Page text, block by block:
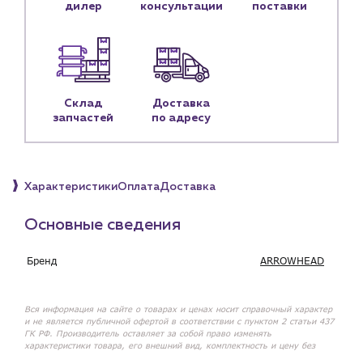
Наши партнёры
Чат-бот
+7 (918) 070-19-79
sales@profpotok.ru
дилер
консультации
поставки
Склад
запчастей
Доставка
по адресу
ХарактеристикиОплатаДоставка
Основные сведения
Бренд ARROWHEAD
Вся информация на сайте о товарах и ценах носит справочный характер
и не является публичной офертой в соответствии с пунктом 2 статьи 437
ГК РФ. Производитель оставляет за собой право изменять
характеристики товара, его внешний вид, комплектность и цену без